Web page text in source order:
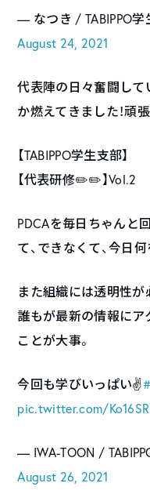
— なつき / TABIPPO学
August 24, 2021
代表陣の日々奮闘して
か燃えてきました！頑張
【TABIPPO学生支部】
【代表研修✏️✏️】Vol.2
PDCAを毎日ちゃんと
て、できなくて、今日
また組織には透明性が
誰もが最新の情報にア
ことが大事。
今回も学びいっぱい✌️
pic.twitter.com/
— IWA-TOON /
August 26, 2021